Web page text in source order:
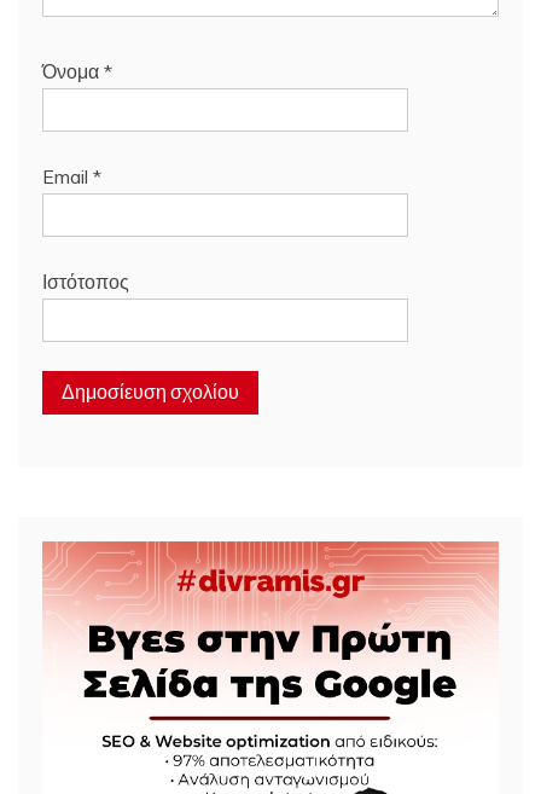
Όνομα *
Email *
Ιστότοπος